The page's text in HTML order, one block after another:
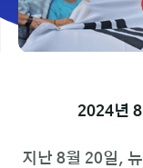
2024년
지난 8월 20일,